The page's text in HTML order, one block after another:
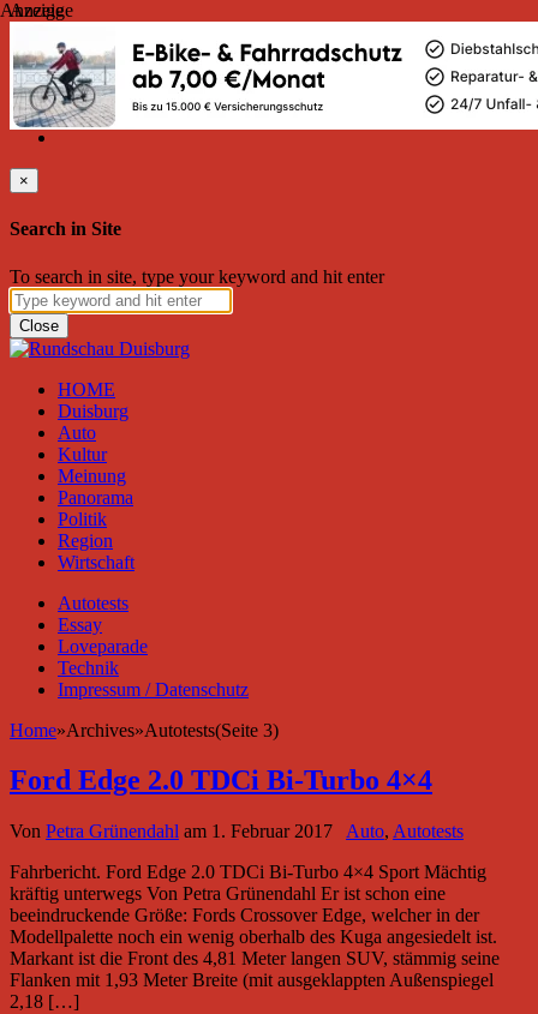
Freitag, August 07, 2026
Friend on Facebook Follow on Twitter
Subscribe to RSS
Search
×
Search in Site
To search in site, type your keyword and hit enter
Close
HOME
Duisburg
Auto
Kultur
Meinung
Panorama
Politik
Region
Wirtschaft
Autotests
Essay
Loveparade
Technik
Impressum / Datenschutz
Home»Archives»Autotests(Seite 3)
Ford Edge 2.0 TDCi Bi-Turbo 4×4
Von Petra Grünendahl am 1. Februar 2017 Auto, Autotests
Fahrbericht. Ford Edge 2.0 TDCi Bi-Turbo 4×4 Sport Mächtig
kräftig unterwegs Von Petra Grünendahl Er ist schon eine
beeindruckende Größe: Fords Crossover Edge, welcher in der
Modellpalette noch ein wenig oberhalb des Kuga angesiedelt ist.
Markant ist die Front des 4,81 Meter langen SUV, stämmig seine
Flanken mit 1,93 Meter Breite (mit ausgeklappten Außenspiegel
2,18 […]
Anzeige
Anzeige